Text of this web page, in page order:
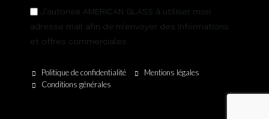
J’autorise AMERICAN GLASS à utiliser mon
adresse mail afin de m’envoyer des informations
et offres commerciales
Politique de confidentialité
Mentions légales
Conditions générales